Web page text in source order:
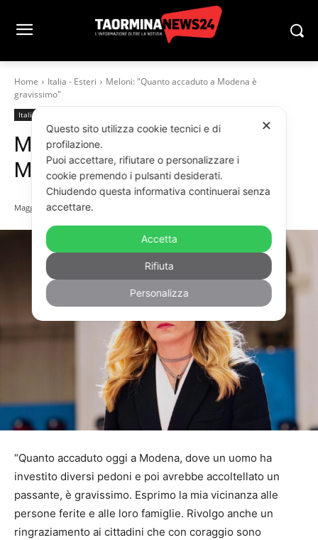
Home Italia - Esteri
Meloni: "Quanto accaduto a Modena è
gravissimo"
Italia - Esteri
Meloni: “Quanto accaduto a
Modena è gravissimo”
Maggio 17, 2026
“Quanto accaduto oggi a Modena, dove un uomo ha
investito diversi pedoni e poi avrebbe accoltellato un
passante, è gravissimo. Esprimo la mia vicinanza alle
persone ferite e alle loro famiglie. Rivolgo anche un
ringraziamento ai cittadini che con coraggio sono
✕
Questo sito utilizza cookie tecnici e di
profilazione.
Puoi accettare, rifiutare o personalizzare i
cookie premendo i pulsanti desiderati.
Chiudendo questa informativa continuerai senza
accettare.
Accetta
Rifiuta
Personalizza